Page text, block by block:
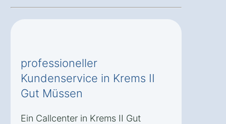
professioneller
Kundenservice in Krems II
Gut Müssen
Ein Callcenter in Krems II Gut